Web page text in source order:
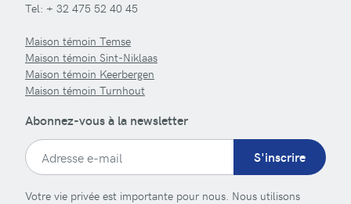
Tel: + 32 475 52 40 45
Maison témoin Temse
Maison témoin Sint-Niklaas
Maison témoin Keerbergen
Maison témoin Turnhout
Abonnez-vous à la newsletter
S'inscrire
Votre vie privée est importante pour nous. Nous utilisons